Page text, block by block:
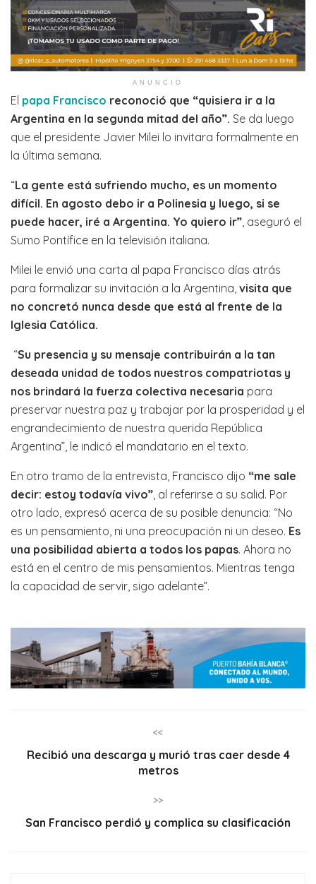
ANUNCIO
El papa Francisco reconoció que “quisiera ir a la
Argentina en la segunda mitad del año”. Se da luego
que el presidente Javier Milei lo invitara formalmente en
la última semana.
“La gente está sufriendo mucho, es un momento
difícil. En agosto debo ir a Polinesia y luego, si se
puede hacer, iré a Argentina. Yo quiero ir” , aseguró el
Sumo Pontífice en la televisión italiana.
Milei le envió una carta al papa Francisco días atrás
para formalizar su invitación a la Argentina, visita que
no concretó nunca desde que está al frente de la
Iglesia Católica.
“Su presencia y su mensaje contribuirán a la tan
deseada unidad de todos nuestros compatriotas y
nos brindará la fuerza colectiva necesaria para
preservar nuestra paz y trabajar por la prosperidad y el
engrandecimiento de nuestra querida República
Argentina”, le indicó el mandatario en el texto.
En otro tramo de la entrevista, Francisco dijo “me sale
decir: estoy todavía vivo” , al referirse a su salid. Por
otro lado, expresó acerca de su posible denuncia: “No
es un pensamiento, ni una preocupación ni un deseo. Es
una posibilidad abierta a todos los papas. Ahora no
está en el centro de mis pensamientos. Mientras tenga
la capacidad de servir, sigo adelante”.
<<
Recibió una descarga y murió tras caer desde 4
metros
>>
San Francisco perdió y complica su clasificación